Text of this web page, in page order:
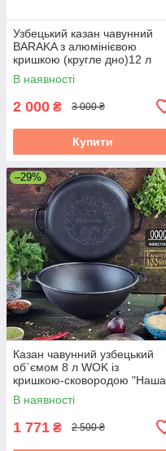
Узбецький казан чавунний
BARAKA з алюмінієвою
кришкою (кругле дно)12 л
В наявності
2 000 ₴ 3 000 ₴
Купити
–29%
Казан чавунний узбецький
об`ємом 8 л WOK із
кришкою-сковородою "Наша
Майстерня"
В наявності
1 771 ₴ 2 500 ₴